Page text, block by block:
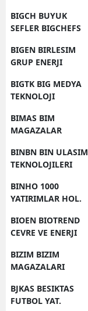
BIGCH BUYUK
SEFLER BIGCHEFS
BIGEN BIRLESIM
GRUP ENERJI
BIGTK BIG MEDYA
TEKNOLOJI
BIMAS BIM
MAGAZALAR
BINBN BIN ULASIM
TEKNOLOJILERI
BINHO 1000
YATIRIMLAR HOL.
BIOEN BIOTREND
CEVRE VE ENERJI
BIZIM BIZIM
MAGAZALARI
BJKAS BESIKTAS
FUTBOL YAT.